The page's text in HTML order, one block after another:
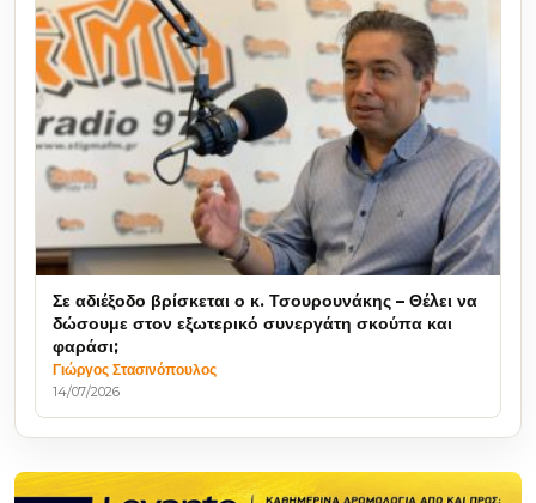
Σε αδιέξοδο βρίσκεται ο κ. Τσουρουνάκης – Θέλει να
δώσουμε στον εξωτερικό συνεργάτη σκούπα και
φαράσι;
Γιώργος Στασινόπουλος
14/07/2026